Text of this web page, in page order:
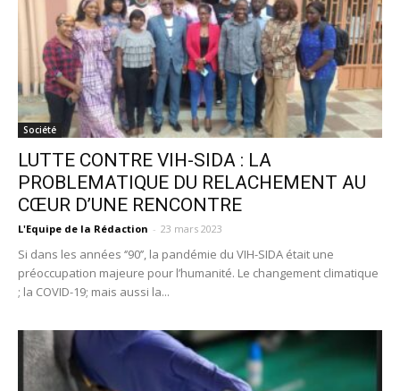
Société
LUTTE CONTRE VIH-SIDA : LA
PROBLEMATIQUE DU RELACHEMENT AU
CŒUR D’UNE RENCONTRE
L'Equipe de la Rédaction - 23 mars 2023
Si dans les années ‘’90’’, la pandémie du VIH-SIDA était une
préoccupation majeure pour l’humanité. Le changement climatique
; la COVID-19; mais aussi la...